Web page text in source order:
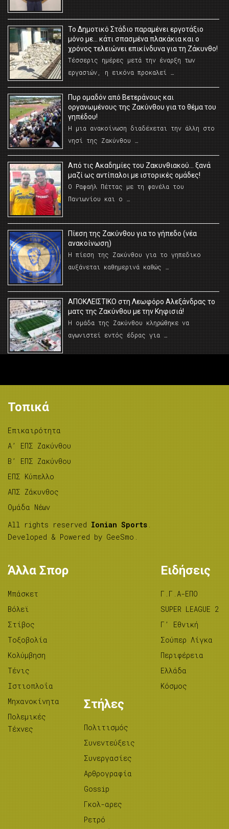
Το Δημοτικό Στάδιο παραμένει εργοτάξιο
μόνο με… κάτι σπασμένα πλακάκια και ο
χρόνος τελειώνει επικίνδυνα για τη Ζάκυνθο!
Τέσσερις ημέρες μετά την έναρξη των
εργασιών, η εικόνα προκαλεί …
Πυρ ομαδόν από Βετεράνους και
οργανωμένους της Ζακύνθου για το θέμα του
γηπέδου!
Η μια ανακοίνωση διαδέχεται την άλλη στο
νησί της Ζακύνθου …
Από τις Ακαδημίες του Ζακυνθιακού… ξανά
μαζί ως αντίπαλοι με ιστορικές ομάδες!
Ο Ραφαήλ Πέττας με τη φανέλα του
Πανιωνίου και ο …
Πίεση της Ζακύνθου για το γήπεδο (νέα
ανακοίνωση)
Η πίεση της Ζακύνθου για το γηπεδικο
αυξάνεται καθημερινά καθώς …
AΠΟΚΛΕΙΣΤΙΚΟ στη Λεωφόρο Αλεξάνδρας το
ματς της Ζακύνθου με την Κηφισιά!
Η ομάδα της Ζακύνθου κληρώθηκε να
αγωνιστεί εντός έδρας για …
Τοπικά
Επικαιρότητα
A’ ΕΠΣ Ζακύνθου
B’ ΕΠΣ Ζακύνθου
ΕΠΣ Κύπελλο
ΑΠΣ Ζάκυνθος
Ομάδα Νέων
All rights reserved Ionian Sports .
Developed & Powered by GeeSmo .
Άλλα Σπορ
Μπάσκετ
Βόλεϊ
Στίβος
Tοξοβολία
Κολύμβηση
Τένις
Ιστιοπλοΐα
Μηχανοκίνητα
Πολεμικές
Τέχνες
Ειδήσεις
Γ.Γ.Α-ΕΠΟ
SUPER LEAGUE 2
Γ’ Εθνική
Σούπερ Λίγκα
Περιφέρεια
Ελλάδα
Κόσμος
Στήλες
Πολιτισμός
Συνεντεύξεις
Συνεργασίες
Αρθρογραφία
Gossip
Γκολ-αρες
Ρετρό